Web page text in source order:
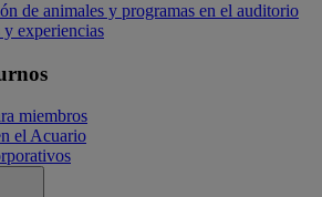
de animales y programas en el auditorio
experiencias
miembros
el Acuario